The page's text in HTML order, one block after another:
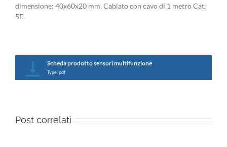
dimensione: 40x60x20 mm. Cablato con cavo di 1 metro Cat.
5E.
Scheda prodotto sensori multifunzione
Type: pdf
Post correlati